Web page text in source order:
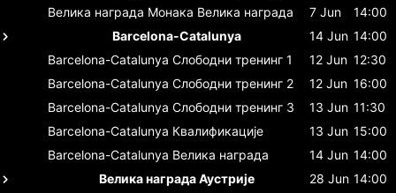
Велика награда Монака Велика награда 7 Jun
14:00
Barcelona-Catalunya
14 Jun 14:00
Barcelona-Catalunya Слободни тренинг 1 12 Jun 12:30
Barcelona-Catalunya Слободни тренинг 2 12 Jun 16:00
Barcelona-Catalunya Слободни тренинг 3 13 Jun 11:30
Barcelona-Catalunya Квалификације 13 Jun 15:00
Barcelona-Catalunya Велика награда 14 Jun 14:00
Велика награда Аустрије
28 Jun 14:00